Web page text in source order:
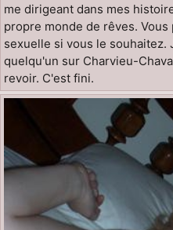
me dirigeant dans mes
propre monde de rêves.
sexuelle si vous le
quelqu'un sur Charvieu-
revoir. C'est fini.